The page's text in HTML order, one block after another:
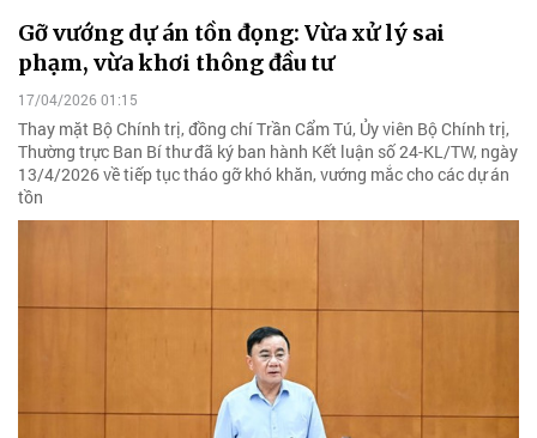
Gỡ vướng dự án tồn đọng: Vừa xử lý sai
phạm, vừa khơi thông đầu tư
17/04/2026 01:15
Thay mặt Bộ Chính trị, đồng chí Trần Cẩm Tú, Ủy viên Bộ Chính trị,
Thường trực Ban Bí thư đã ký ban hành Kết luận số 24-KL/TW, ngày
13/4/2026 về tiếp tục tháo gỡ khó khăn, vướng mắc cho các dự án
tồn